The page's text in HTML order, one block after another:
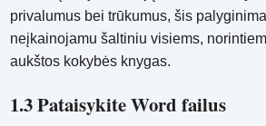
privalumus bei trūkumus, šis
neįkainojamu šaltiniu visiems,
aukštos kokybės knygas.
1.3 Pataisykite Word failus